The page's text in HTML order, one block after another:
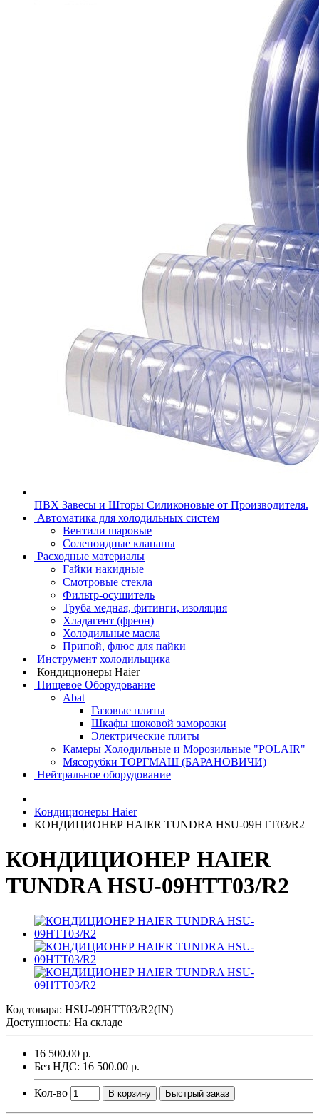
ПВХ Завесы и Шторы Силиконовые от Производителя.
Автоматика для холодильных систем
Вентили шаровые
Соленоидные клапаны
Расходные материалы
Гайки накидные
Смотровые стекла
Фильтр-осушитель
Труба медная, фитинги, изоляция
Хладагент (фреон)
Холодильные масла
Припой, флюс для пайки
Инструмент холодильщика
Кондиционеры Haier
Пищевое Оборудование
Abat
Газовые плиты
Шкафы шоковой заморозки
Электрические плиты
Камеры Холодильные и Морозильные "POLAIR"
Мясорубки ТОРГМАШ (БАРАНОВИЧИ)
Нейтральное оборудование
Кондиционеры Haier
КОНДИЦИОНЕР HAIER TUNDRA HSU-09HTT03/R2
КОНДИЦИОНЕР HAIER
TUNDRA HSU-09HTT03/R2
Код товара: HSU-09HTT03/R2(IN)
Доступность: На складе
16 500.00 р.
Без НДС: 16 500.00 р.
Кол-во В корзину Быстрый заказ